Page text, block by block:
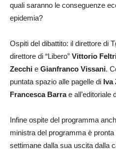
quali saranno le conseguenze
epidemia?
Ospiti del dibattito: il direttore di
direttore di “Libero” Vittorio
Zecchi e Gianfranco Vissani.
puntata spazio alle pagelle di Iva
Francesca Barrae all’editoriale
Infine ospite del programma
ministra del programma è
settimane dalla sua uscita dalla